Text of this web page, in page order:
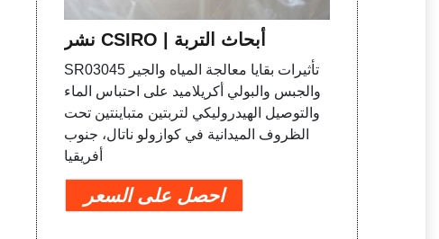
نشر CSIRO | أبحاث التربة
SR03045 تأثيرات بقايا معالجة المياه والجير
والجبس والبولي أكريلاميد على احتباس الماء
والتوصيل الهيدروليكي لتربتين متباينتين تحت
الظروف الميدانية في كوازولو ناتال، جنوب
أفريقيا
احصل على السعر